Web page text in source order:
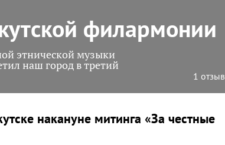
филармонии
этнической музыки
наш город в третий
1 отзыв
накануне митинга «За честные